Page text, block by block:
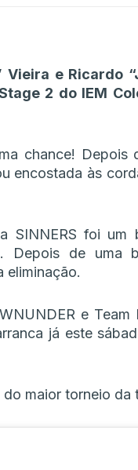
Vieira e Ricardo
2 do IEM
chance! Depois
encostada às
SINNERS foi um
Depois de uma
eliminação.
e
já este
maior torneio da